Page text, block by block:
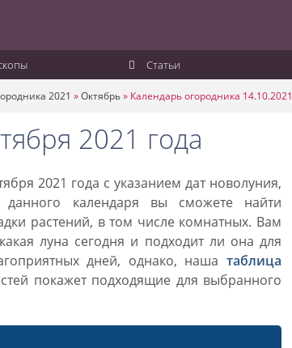
Статьи
2021 »Октябрь» Календарь огородника 14.10.2021
2021 года
2021 года с указанием дат новолуния,
календаря вы сможете найти
растений, в том числе комнатных. Вам
луна сегодня и подходит ли она для
дней, однако, наша таблица
покажет подходящие для выбранного